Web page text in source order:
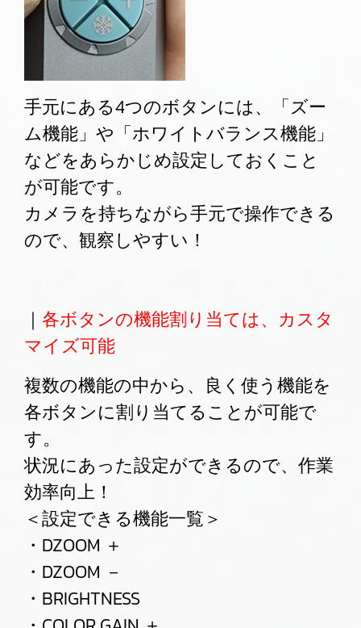
手元にある4つのボタンには、「ズー
ム機能」や「ホワイトバランス機能」
などをあらかじめ設定しておくこと
が可能です。
カメラを持ちながら手元で操作できる
ので、観察しやすい！
｜ 各ボタンの機能割り当ては、カスタ
マイズ可能
複数の機能の中から、良く使う機能を
各ボタンに割り当てることが可能で
す。
状況にあった設定ができるので、作業
効率向上！
＜設定できる機能一覧＞
・DZOOM ＋
・DZOOM －
・BRIGHTNESS